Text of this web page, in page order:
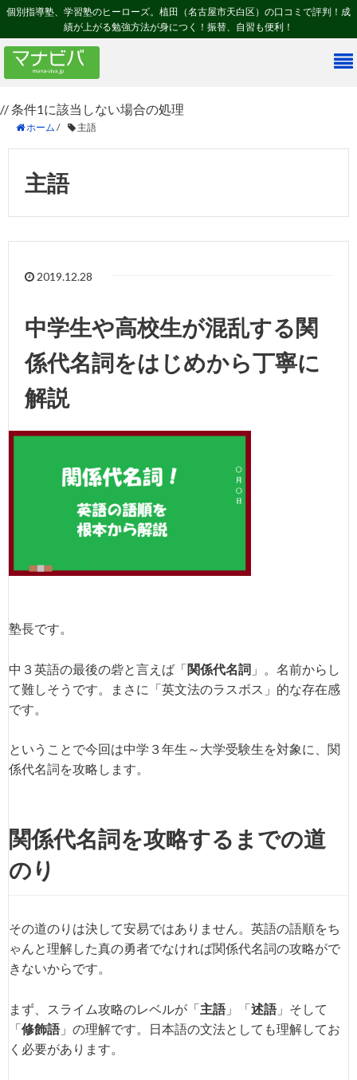
個別指導塾、学習塾のヒーローズ。植田（名古屋市天白区）の口コミで評判！成
績が上がる勉強方法が身につく！振替、自習も便利！
// 条件1に該当しない場合の処理
ホーム / 主語
主語
2019.12.28
中学生や高校生が混乱する関
係代名詞をはじめから丁寧に
解説
塾長です。
中３英語の最後の砦と言えば「関係代名詞 」。名前からし
て難しそうです。まさに「英文法のラスボス」的な存在感
です。
ということで今回は中学３年生～大学受験生を対象に、関
係代名詞を攻略します。
関係代名詞を攻略するまでの道
のり
その道のりは決して安易ではありません。英語の語順をち
ゃんと理解した真の勇者でなければ関係代名詞の攻略がで
きないからです。
まず、スライム攻略のレベルが「主語」「述語」そして
「修飾語」の理解です。日本語の文法としても理解してお
く必要があります。